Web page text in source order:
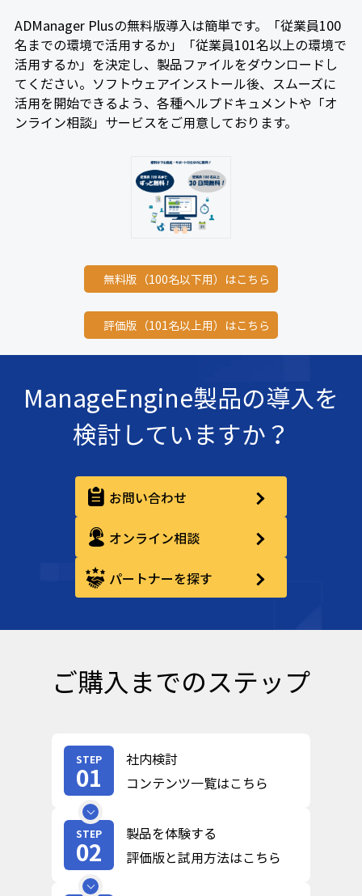
ADManager Plusの無料版導入は簡単です。「従業員100
名までの環境で活用するか」「従業員101名以上の環境で
活用するか」を決定し、製品ファイルをダウンロードし
てください。ソフトウェアインストール後、スムーズに
活用を開始できるよう、各種ヘルプドキュメントや「オ
ンライン相談」サービスをご用意しております。
無料版（100名以下用）はこちら
評価版（101名以上用）はこちら
ManageEngine製品の導入を
検討していますか？
お問い合わせ
オンライン相談
パートナーを探す
ご購入までのステップ
STEP
01
社内検討
コンテンツ一覧はこちら
STEP
02
製品を体験する
評価版と試用方法はこちら